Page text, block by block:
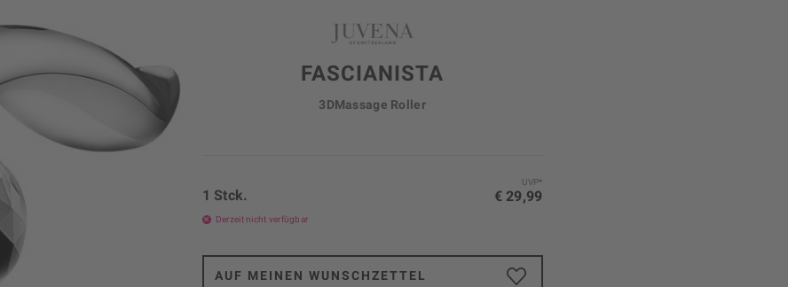
FASCIANISTA
3DMassage Roller
UVP*
€ 29,99
1 Stck.
Derzeit nicht verfügbar
AUF MEINEN WUNSCHZETTEL